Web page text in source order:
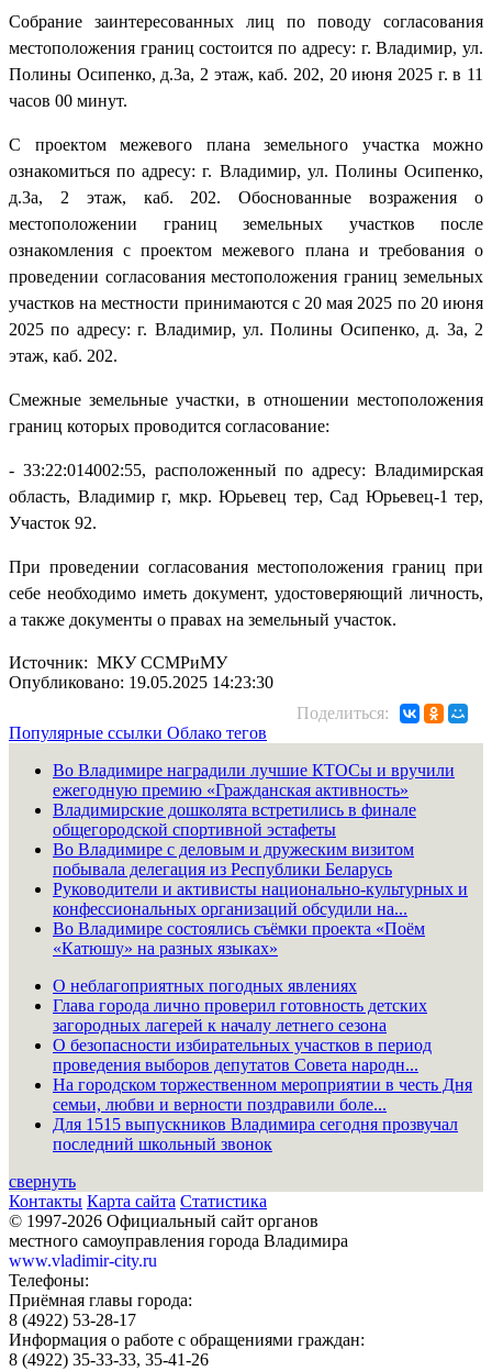
Собрание заинтересованных лиц по поводу согласования
местоположения границ состоится по адресу: г. Владимир, ул.
Полины Осипенко, д.3а, 2 этаж, каб. 202, 20 июня 2025 г. в 11
часов 00 минут.
С проектом межевого плана земельного участка можно
ознакомиться по адресу: г. Владимир, ул. Полины Осипенко,
д.3а, 2 этаж, каб. 202. Обоснованные возражения о
местоположении границ земельных участков после
ознакомления с проектом межевого плана и требования о
проведении согласования местоположения границ земельных
участков на местности принимаются с 20 мая 2025 по 20 июня
2025 по адресу: г. Владимир, ул. Полины Осипенко, д. 3а, 2
этаж, каб. 202.
Смежные земельные участки, в отношении местоположения
границ которых проводится согласование:
- 33:22:014002:55, расположенный по адресу: Владимирская
область, Владимир г, мкр. Юрьевец тер, Сад Юрьевец-1 тер,
Участок 92.
При проведении согласования местоположения границ при
себе необходимо иметь документ, удостоверяющий личность,
а также документы о правах на земельный участок.
Источник: МКУ ССМРиМУ
Опубликовано: 19.05.2025 14:23:30
Поделиться:
Популярные ссылки Облако тегов
Во Владимире наградили лучшие КТОСы и вручили
ежегодную премию «Гражданская активность»
Владимирские дошколята встретились в финале
общегородской спортивной эстафеты
Во Владимире с деловым и дружеским визитом
побывала делегация из Республики Беларусь
Руководители и активисты национально-культурных и
конфессиональных организаций обсудили на...
Во Владимире состоялись съёмки проекта «Поём
«Катюшу» на разных языках»
О неблагоприятных погодных явлениях
Глава города лично проверил готовность детских
загородных лагерей к началу летнего сезона
О безопасности избирательных участков в период
проведения выборов депутатов Совета народн...
На городском торжественном мероприятии в честь Дня
семьи, любви и верности поздравили боле...
Для 1515 выпускников Владимира сегодня прозвучал
последний школьный звонок
свернуть
Контакты Карта сайта Статистика
© 1997-2026 Официальный сайт органов
местного самоуправления города Владимира
www.vladimir-city.ru
Телефоны:
Приёмная главы города:
8 (4922) 53-28-17
Информация о работе с обращениями граждан:
8 (4922) 35-33-33, 35-41-26